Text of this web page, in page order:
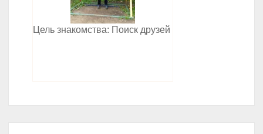
Цель знакомства: Поиск друзей